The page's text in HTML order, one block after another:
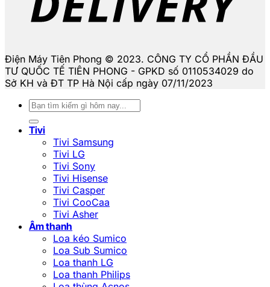
Điện Máy Tiên Phong © 2023. CÔNG TY CỔ PHẦN ĐẦU
TƯ QUỐC TẾ TIÊN PHONG - GPKD số 0110534029 do
Sở KH và ĐT TP Hà Nội cấp ngày 07/11/2023
Tìm
kiếm:
Tivi
Tivi Samsung
Tivi LG
Tivi Sony
Tivi Hisense
Tivi Casper
Tivi CooCaa
Tivi Asher
Âm thanh
Loa kéo Sumico
Loa Sub Sumico
Loa thanh LG
Loa thanh Philips